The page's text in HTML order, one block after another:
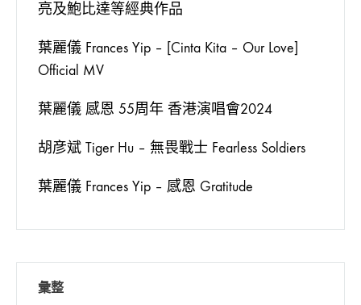
亮及鮑比達等經典作品
葉麗儀 Frances Yip – [Cinta Kita – Our Love]
Official MV
葉麗儀 感恩 55周年 香港演唱會2024
胡彦斌 Tiger Hu – 無畏戰士 Fearless Soldiers
葉麗儀 Frances Yip – 感恩 Gratitude
彙整